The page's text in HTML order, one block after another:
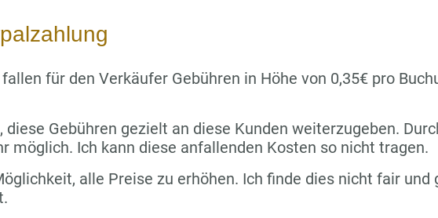
für den Verkäufer Gebühren in Höhe von 0,35€ pro
Gebühren gezielt an diese Kunden weiterzugeben.
möglich. Ich kann diese anfallenden Kosten so nicht tragen.
alle Preise zu erhöhen. Ich finde dies nicht fair und